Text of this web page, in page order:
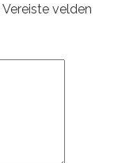
Vereiste velden